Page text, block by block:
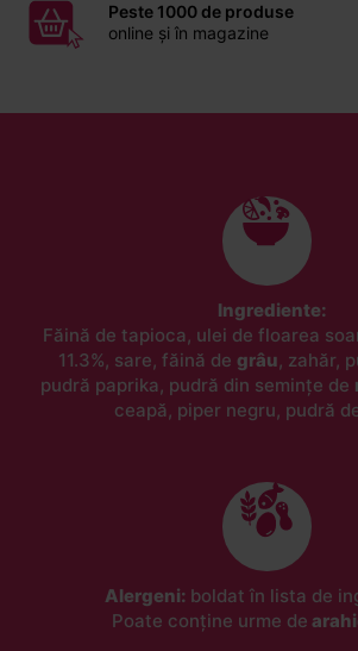
Peste 1000 de produse
online și în magazine
Ingrediente:
Făină de tapioca, ulei de floarea
11.3%, sare, făină de grâu, zahăr,
pudră paprika, pudră din semințe de
ceapă, piper negru, pudră
Alergeni: boldat în lista de
Poate conține urme de